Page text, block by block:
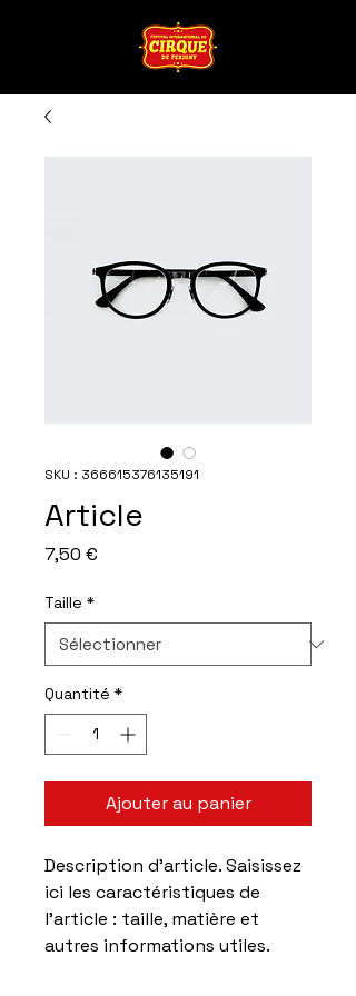
SKU : 366615376135191
Article
7,50 €
Taille *
Quantité *
Ajouter au panier
Description d'article. Saisissez
ici les caractéristiques de
l'article : taille, matière et
autres informations utiles.